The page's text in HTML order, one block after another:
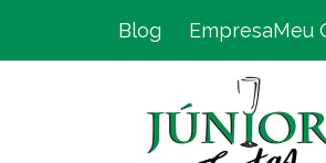
Blog EmpresaMeu